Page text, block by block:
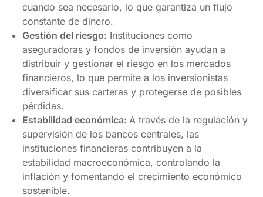
cuando sea necesario, lo que garantiza un flujo
constante de dinero.
Gestión del riesgo: Instituciones como
aseguradoras y fondos de inversión ayudan a
distribuir y gestionar el riesgo en los mercados
financieros, lo que permite a los inversionistas
diversificar sus carteras y protegerse de posibles
pérdidas.
Estabilidad económica: A través de la regulación y
supervisión de los bancos centrales, las
instituciones financieras contribuyen a la
estabilidad macroeconómica, controlando la
inflación y fomentando el crecimiento económico
sostenible.